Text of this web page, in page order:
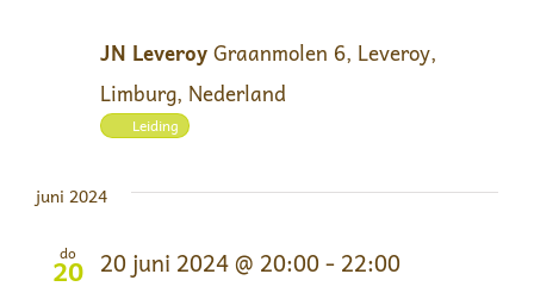
JN LeveroyGraanmolen 6, Leveroy,
Limburg, Nederland
Leiding
juni 2024
do
20 20 juni 2024 @ 20:00- 22:00